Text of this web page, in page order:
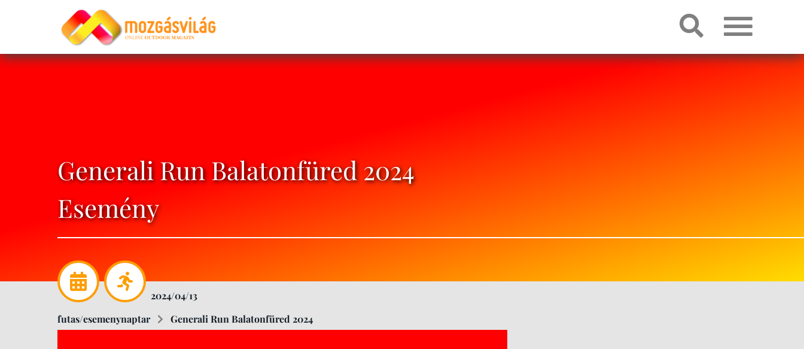
Generali Run Balatonfüred 2024
Esemény
2024/04/13
futas/esemenynaptar
Generali Run Balatonfüred 2024